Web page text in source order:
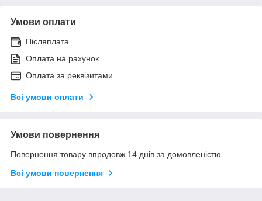
Умови оплати
Післяплата
Оплата на рахунок
Оплата за реквізитами
Всі умови оплати
Умови повернення
Повернення товару впродовж 14 днів за домовленістю
Всі умови повернення